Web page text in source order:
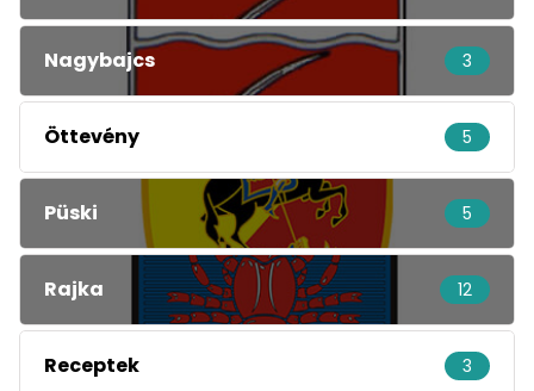
Nagybajcs 3
Öttevény 5
Püski 5
Rajka 12
Receptek 3